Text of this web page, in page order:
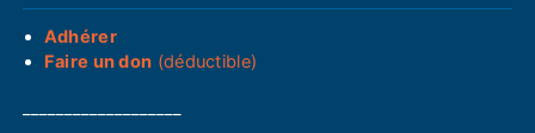
Adhérer
Faire un don (déductible)